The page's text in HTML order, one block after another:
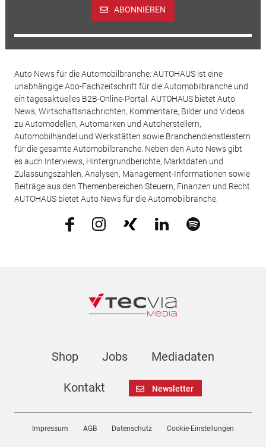
ABONNIEREN
Auto News für die Automobilbranche: AUTOHAUS ist eine
unabhängige Abo-Fachzeitschrift für die Automobilbranche und
ein tagesaktuelles B2B-Online-Portal. AUTOHAUS bietet Auto
News, Wirtschaftsnachrichten, Kommentare, Bilder und Videos
zu Automodellen, Automarken und Autoherstellern,
Automobilhandel und Werkstätten sowie Branchendienstleistern
für die gesamte Automobilbranche. Neben den Auto News gibt
es auch Interviews, Hintergrundberichte, Marktdaten und
Zulassungszahlen, Analysen, Management-Informationen sowie
Beiträge aus den Themenbereichen Steuern, Finanzen und Recht.
AUTOHAUS bietet Auto News für die Automobilbranche.
Shop Jobs Mediadaten
Kontakt Newsletter
Impressum AGB Datenschutz Cookie-Einstellungen